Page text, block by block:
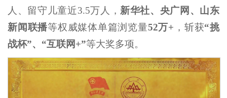
人、留守儿童近3.5万人， 新华社、央广网、山东
新闻联播等权威媒体单篇浏览量52万+ ，斩获“挑
战杯”、 “互联网+”等大奖多项。